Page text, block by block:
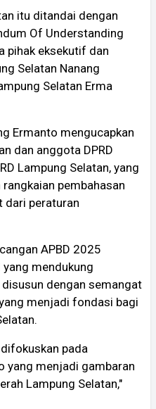
itu ditandai dengan
Of Understanding
pihak eksekutif dan
Selatan Nanang
Selatan Erma
Ermanto mengucapkan
dan anggota DPRD
Lampung Selatan, yang
pembahasan
dari peraturan
APBD 2025
mendukung
dengan semangat
menjadi fondasi bagi
pada
yang menjadi gambaran
Lampung Selatan,"